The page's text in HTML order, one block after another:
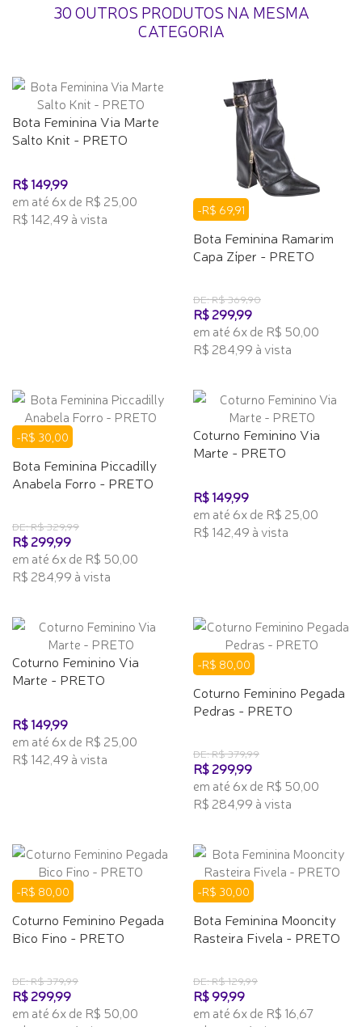
30 OUTROS PRODUTOS NA MESMA
CATEGORIA
Bota Feminina Via Marte
Salto Knit - PRETO
R$ 149,99
em até 6x de R$ 25,00
R$ 142,49 à vista
-R$ 69,91
Bota Feminina Ramarim
Capa Zíper - PRETO
DE: R$ 369,90
R$ 299,99
em até 6x de R$ 50,00
R$ 284,99 à vista
-R$ 30,00
Bota Feminina Piccadilly
Anabela Forro - PRETO
DE: R$ 329,99
R$ 299,99
em até 6x de R$ 50,00
R$ 284,99 à vista
Coturno Feminino Via
Marte - PRETO
R$ 149,99
em até 6x de R$ 25,00
R$ 142,49 à vista
Coturno Feminino Via
Marte - PRETO
R$ 149,99
em até 6x de R$ 25,00
R$ 142,49 à vista
-R$ 80,00
Coturno Feminino Pegada
Pedras - PRETO
DE: R$ 379,99
R$ 299,99
em até 6x de R$ 50,00
R$ 284,99 à vista
-R$ 80,00
Coturno Feminino Pegada
Bico Fino - PRETO
DE: R$ 379,99
R$ 299,99
em até 6x de R$ 50,00
-R$ 30,00
Bota Feminina Mooncity
Rasteira Fivela - PRETO
DE: R$ 129,99
R$ 99,99
em até 6x de R$ 16,67